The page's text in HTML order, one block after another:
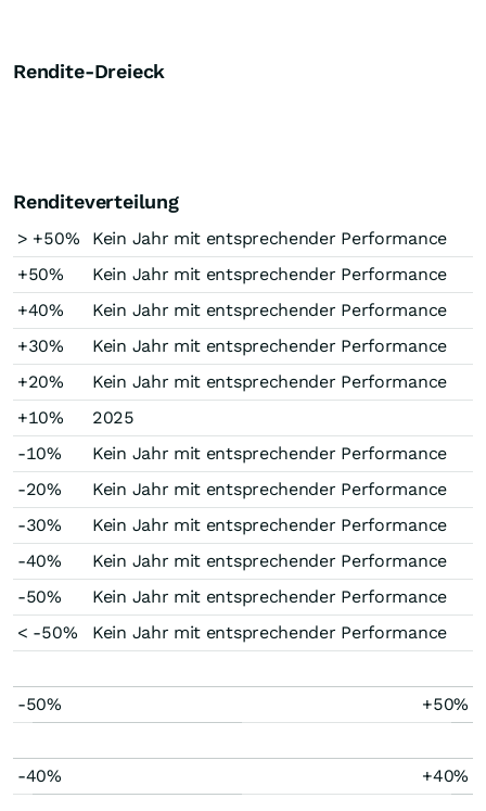
Rendite-Dreieck
Renditeverteilung
> +50%
Kein Jahr mit entsprechender Performance
+50%
Kein Jahr mit entsprechender Performance
+40%
Kein Jahr mit entsprechender Performance
+30%
Kein Jahr mit entsprechender Performance
+20%
Kein Jahr mit entsprechender Performance
+10%
2025
-10%
Kein Jahr mit entsprechender Performance
-20%
Kein Jahr mit entsprechender Performance
-30%
Kein Jahr mit entsprechender Performance
-40%
Kein Jahr mit entsprechender Performance
-50%
Kein Jahr mit entsprechender Performance
< -50%
Kein Jahr mit entsprechender Performance
-50% +50%
-40% +40%